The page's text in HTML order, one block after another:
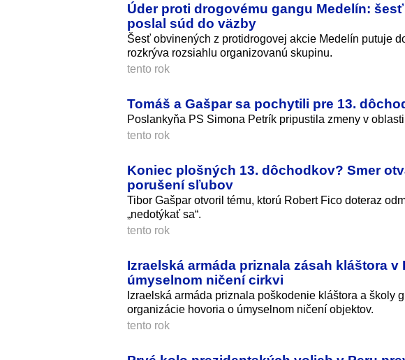
Úder proti drogovému gangu Medelín:
poslal súd do väzby
Šesť obvinených z protidrogovej akcie Medelín putuje
rozkrýva rozsiahlu organizovanú skupinu.
tento rok
Tomáš a Gašpar sa pochytili pre 13.
Poslankyňa PS Simona Petrík pripustila zmeny v
tento rok
Koniec plošných 13. dôchodkov? Smer
porušení sľubov
Tibor Gašpar otvoril tému, ktorú Robert Fico doteraz
„nedotýkať sa“.
tento rok
Izraelská armáda priznala zásah kláštora
úmyselnom ničení cirkvi
Izraelská armáda priznala poškodenie kláštora a
organizácie hovoria o úmyselnom ničení objektov.
tento rok